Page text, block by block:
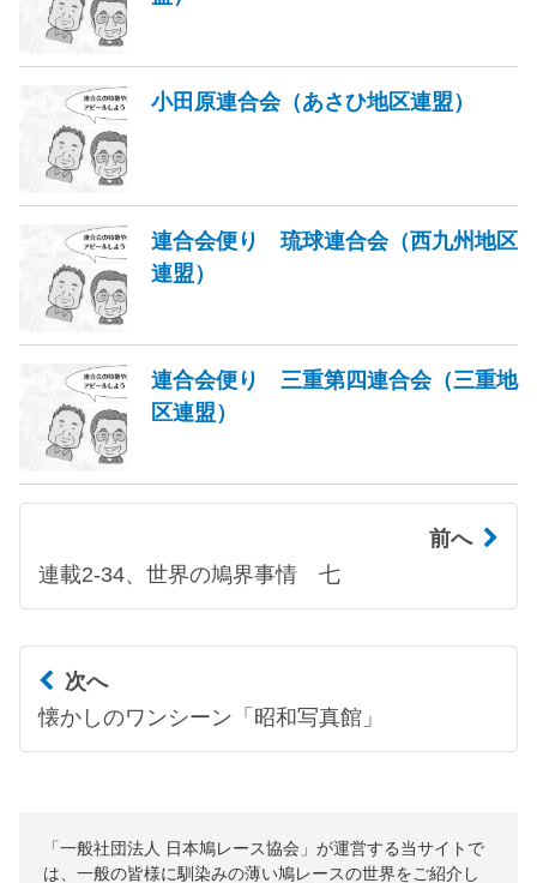
小田原連合会（あさひ地区連盟）
連合会便り 琉球連合会（西九州地区
連盟）
連合会便り 三重第四連合会（三重地
区連盟）
前へ
連載2-34、世界の鳩界事情 七
次へ
懐かしのワンシーン「昭和写真館」
「一般社団法人 日本鳩レース協会」が運営する当サイトで
は、一般の皆様に馴染みの薄い鳩レースの世界をご紹介し